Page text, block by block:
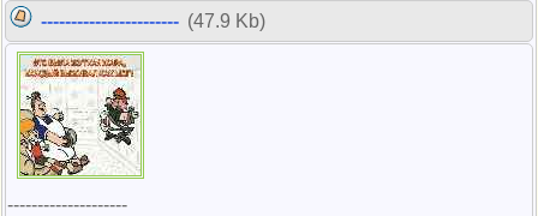
----------------------- (47.9 Kb)
--------------------